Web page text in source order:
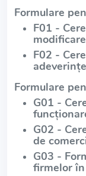
Formulare
F01 -
F02 -
Formulare
G01 -
G02 -
de
G03 -
firmelor